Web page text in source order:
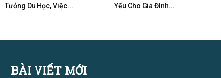
Tưởng Du Học, Việc...
Yếu Cho Gia Đình...
BÀI VIẾT MỚI